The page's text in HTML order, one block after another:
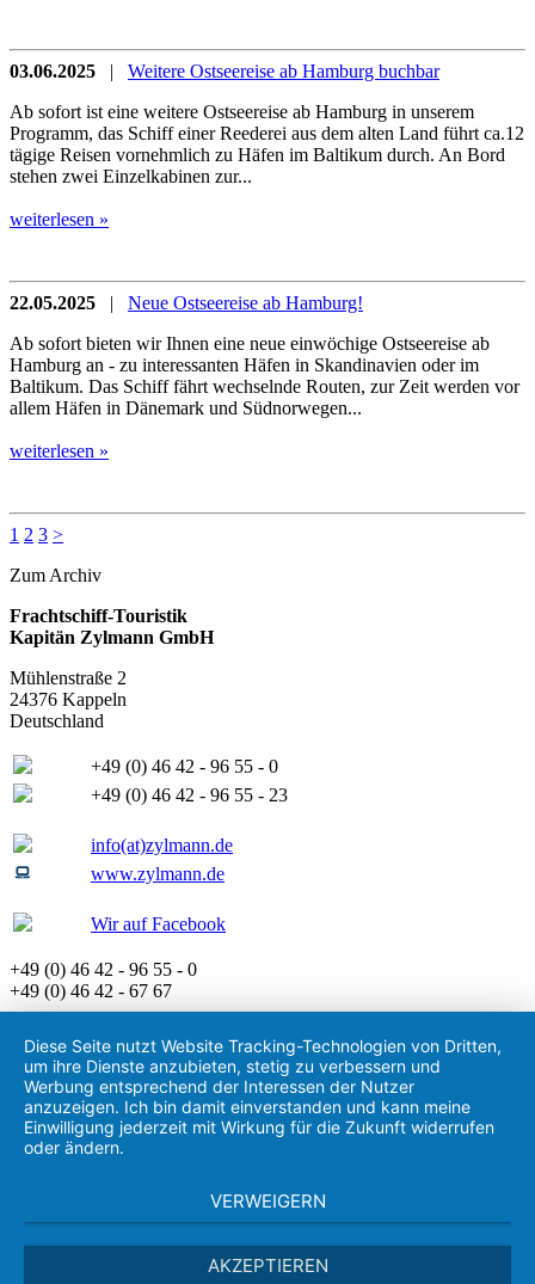
03.06.2025 | Weitere Ostseereise ab Hamburg buchbar
Ab sofort ist eine weitere Ostseereise ab Hamburg in unserem
Programm, das Schiff einer Reederei aus dem alten Land führt ca.12
tägige Reisen vornehmlich zu Häfen im Baltikum durch. An Bord
stehen zwei Einzelkabinen zur...
weiterlesen »
22.05.2025 | Neue Ostseereise ab Hamburg!
Ab sofort bieten wir Ihnen eine neue einwöchige Ostseereise ab
Hamburg an - zu interessanten Häfen in Skandinavien oder im
Baltikum. Das Schiff fährt wechselnde Routen, zur Zeit werden vor
allem Häfen in Dänemark und Südnorwegen...
weiterlesen »
1 2 3 >
Zum Archiv
Frachtschiff-Touristik
Kapitän Zylmann GmbH
Mühlenstraße 2
24376 Kappeln
Deutschland
+49 (0) 46 42 - 96 55 - 0
+49 (0) 46 42 - 96 55 - 23
info(at)zylmann.de
www.zylmann.de
Wir auf Facebook
+49 (0) 46 42 - 96 55 - 0
+49 (0) 46 42 - 67 67
Diese Seite nutzt Website Tracking-Technologien von Dritten,
um ihre Dienste anzubieten, stetig zu verbessern und
Werbung entsprechend der Interessen der Nutzer
anzuzeigen. Ich bin damit einverstanden und kann meine
Einwilligung jederzeit mit Wirkung für die Zukunft widerrufen
oder ändern.
VERWEIGERN
AKZEPTIEREN